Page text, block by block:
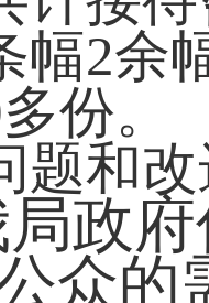
幅2余
份。
题和
政府
众的